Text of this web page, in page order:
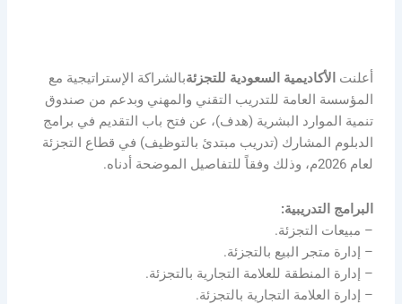
أعلنت الأكاديمية السعودية للتجزئةبالشراكة الإستراتيجية مع
المؤسسة العامة للتدريب التقني والمهني وبدعم من صندوق
تنمية الموارد البشرية (هدف)، عن فتح باب التقديم في برامج
الدبلوم المشارك (تدريب مبتدئ بالتوظيف) في قطاع التجزئة
لعام 2026م، وذلك وفقاً للتفاصيل الموضحة أدناه.
البرامج التدريبية:
– مبيعات التجزئة.
– إدارة متجر البيع بالتجزئة.
– إدارة المنطقة للعلامة التجارية بالتجزئة.
– إدارة العلامة التجارية بالتجزئة.